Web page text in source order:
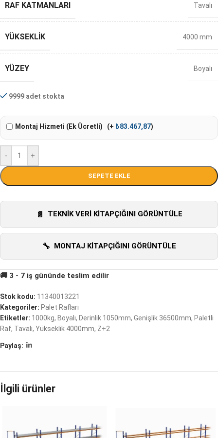
RAF KATMANLARI Tavalı
YÜKSEKLIK 4000 mm
YÜZEY Boyalı
9999 adet stokta
Montaj Hizmeti (Ek Ücretli) (+ ₺83.467,87)
- +
SEPETE EKLE
TEKNIK VERI KITAPÇIĞINI GÖRÜNTÜLE
MONTAJ KITAPÇIĞINI GÖRÜNTÜLE
Stok kodu: 11340013221
Kategoriler: Palet Rafları
Etiketler: 1000kg, Boyalı, Derinlik 1050mm, Genişlik 36500mm, Paletli
Raf, Tavalı, Yükseklik 4000mm, Z+2
Paylaş:
İlgili ürünler